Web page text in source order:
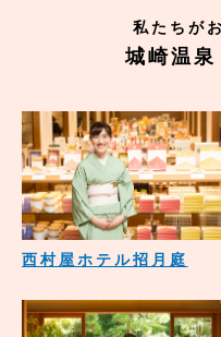
私たちが
城崎温
西村屋ホテル招月庭